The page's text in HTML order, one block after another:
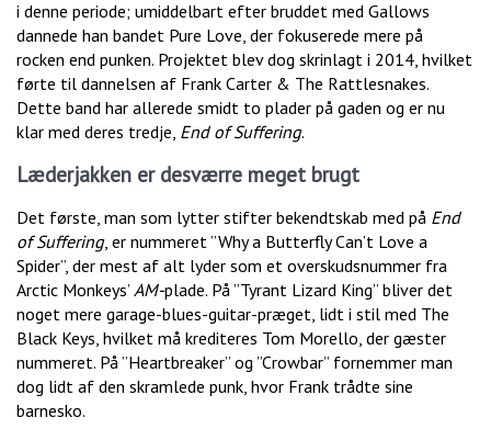
i denne periode; umiddelbart efter bruddet med Gallows
dannede han bandet Pure Love, der fokuserede mere på
rocken end punken. Projektet blev dog skrinlagt i 2014, hvilket
førte til dannelsen af Frank Carter & The Rattlesnakes.
Dette band har allerede smidt to plader på gaden og er nu
klar med deres tredje, End of Suffering.
Læderjakken er desværre meget brugt
Det første, man som lytter stifter bekendtskab med på End
of Suffering, er nummeret ”Why a Butterfly Can’t Love a
Spider”, der mest af alt lyder som et overskudsnummer fra
Arctic Monkeys’ AM-plade. På ”Tyrant Lizard King” bliver det
noget mere garage-blues-guitar-præget, lidt i stil med The
Black Keys, hvilket må krediteres Tom Morello, der gæster
nummeret. På ”Heartbreaker” og ”Crowbar” fornemmer man
dog lidt af den skramlede punk, hvor Frank trådte sine
barnesko.